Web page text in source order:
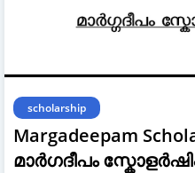
scholarship
Margadeepam
മാർഗദീപം